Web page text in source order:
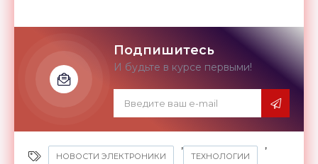
Подпишитесь
И будьте в курсе первыми!
НОВОСТИ ЭЛЕКТРОНИКИ
,
ТЕХНОЛОГИИ
,